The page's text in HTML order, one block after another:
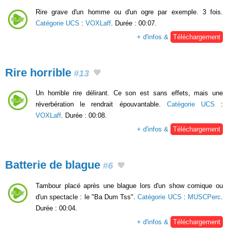
Rire grave d'un homme ou d'un ogre par exemple. 3 fois.
Catégorie UCS : VOXLaff . Durée : 00:07.
+ d'infos &
Téléchargement
Rire horrible #13
Un horrible rire délirant. Ce son est sans effets, mais une
réverbération le rendrait épouvantable. Catégorie UCS :
VOXLaff. Durée : 00:08.
+ d'infos & Téléchargement
Batterie de blague #6
Tambour placé après une blague lors d'un show comique ou
d'un spectacle : le "Ba Dum Tss".Catégorie UCS : MUSCPerc
Durée : 00:04.
+ d'infos &
Téléchargement